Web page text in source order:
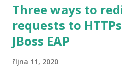
Three ways to
requests to
JBoss EAP
října 11, 2020